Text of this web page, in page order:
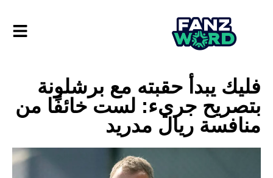
فليك يبدأ حقبته مع برشلونة
بتصريح جريء: لست خائفًا من
منافسة ريال مدريد